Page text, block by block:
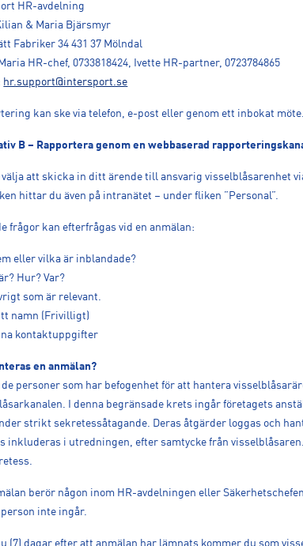
HR-avdelning
& Maria Bjärsmyr
Fabriker 34 431 37 Mölndal
HR-chef, 0733818424, Ivette HR-partner, 0723784865
hr.support@intersport.se
kan ske via telefon, e-post eller genom ett inbokat möte.
B – Rapportera genom en webbaserad
välja att skicka in ditt ärende till ansvarig visselblåsarenhet
hittar du även på intranätet – under fliken ”Personal”.
frågor kan efterfrågas vid en anmälan:
eller vilka är inblandade?
Hur? Var?
som är relevant.
namn (Frivilligt)
kontaktuppgifter
en anmälan?
de personer som har befogenhet för att hantera
I denna begränsade krets ingår företagets
strikt sekretessåtagande. Deras åtgärder loggas och
inkluderas i utredningen, efter samtycke från
berör någon inom HR-avdelningen eller
inte ingår.
(7) dagar efter att anmälan har lämnats kommer du som